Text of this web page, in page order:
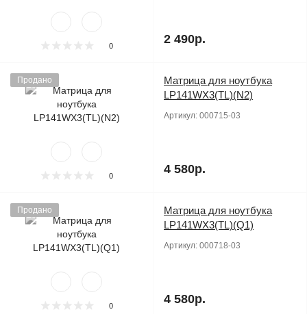
0 2 490р.
Продано
0
Матрица для ноутбука
LP141WX3(TL)(N2)
Артикул: 000715-03
4 580р.
Продано
0
Матрица для ноутбука
LP141WX3(TL)(Q1)
Артикул: 000718-03
4 580р.